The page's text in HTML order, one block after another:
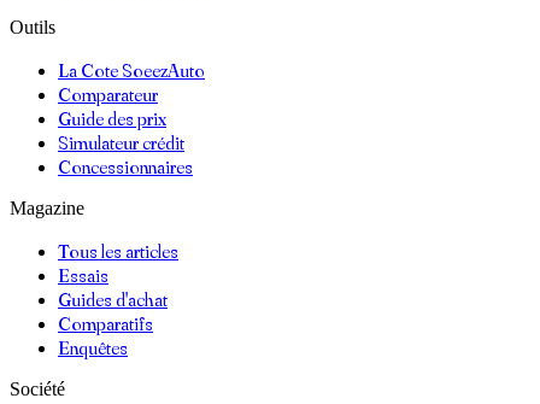
Outils
La Cote SoeezAuto
Comparateur
Guide des prix
Simulateur crédit
Concessionnaires
Magazine
Tous les articles
Essais
Guides d'achat
Comparatifs
Enquêtes
Société